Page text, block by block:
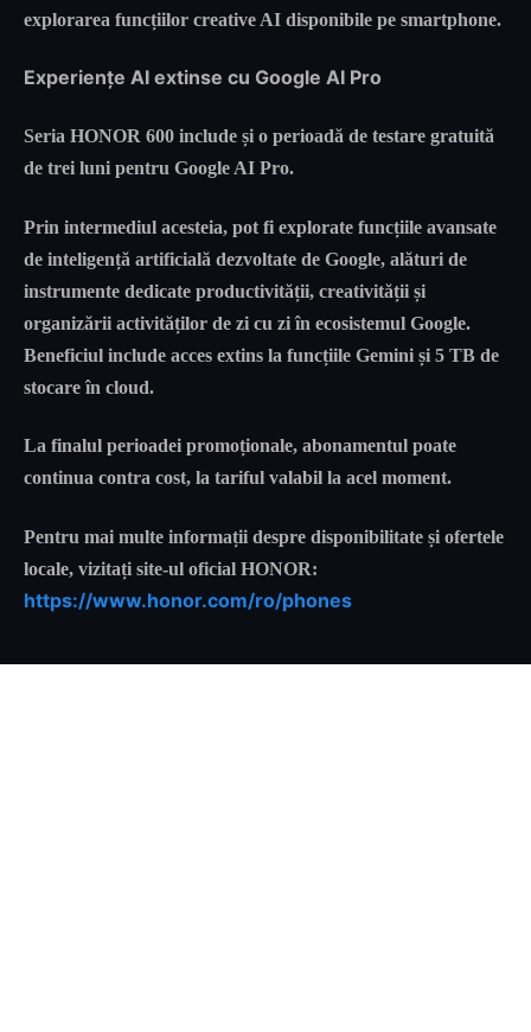
explorarea funcțiilor creative AI disponibile pe smartphone.
Experiențe AI extinse cu Google AI Pro
Seria HONOR 600 include și o perioadă de testare gratuită
de trei luni pentru Google AI Pro.
Prin intermediul acesteia, pot fi explorate funcțiile avansate
de inteligență artificială dezvoltate de Google, alături de
instrumente dedicate productivității, creativității și
organizării activităților de zi cu zi în ecosistemul Google.
Beneficiul include acces extins la funcțiile Gemini și 5 TB de
stocare în cloud.
La finalul perioadei promoționale, abonamentul poate
continua contra cost, la tariful valabil la acel moment.
Pentru mai multe informații despre disponibilitate și ofertele
locale, vizitați site-ul oficial HONOR:
https://www.honor.com/ro/phones